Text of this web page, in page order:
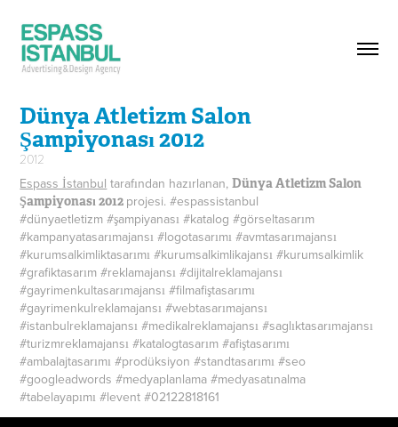
Dünya Atletizm Salon
Şampiyonası 2012
2012
Espass İstanbul tarafından hazırlanan,Dünya Atletizm Salon
Şampiyonası 2012 projesi. #espassistanbul
#dünyaetletizm #şampiyanası #katalog #görseltasarım
#kampanyatasarımajansı #logotasarımı #avmtasarımajansı
#kurumsalkimliktasarımı #kurumsalkimlikajansı #kurumsalkimlik
#grafiktasarım #reklamajansı #dijitalreklamajansı
#gayrimenkultasarımajansı #filmafiştasarımı
#gayrimenkulreklamajansı #webtasarımajansı
#istanbulreklamajansı #medikalreklamajansı #saglıktasarımajansı
#turizmreklamajansı #katalogtasarım #afiştasarımı
#ambalajtasarımı #prodüksiyon #standtasarımı #seo
#googleadwords #medyaplanlama #medyasatınalma
#tabelayapımı #levent #02122818161